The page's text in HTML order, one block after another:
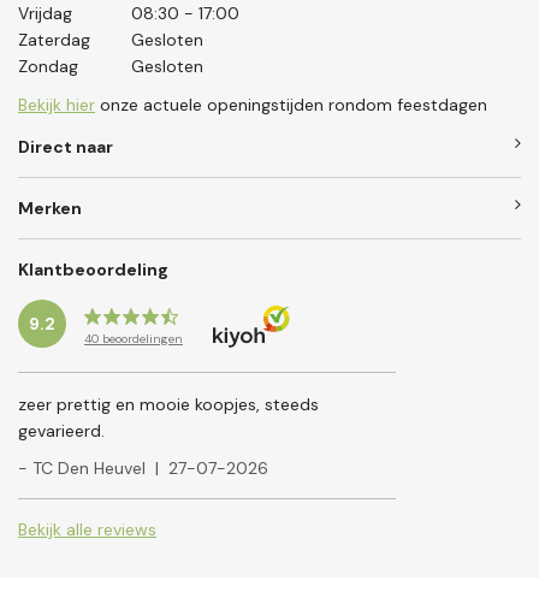
Vrijdag
08:30 - 17:00
Zaterdag
Gesloten
Zondag
Gesloten
Bekijk hier onze actuele openingstijden rondom feestdagen
Direct naar
Merken
Klantbeoordeling
9.2
40 beoordelingen
zeer prettig en mooie koopjes, steeds
gevarieerd.
- TC Den Heuvel | 27-07-2026
Bekijk alle reviews